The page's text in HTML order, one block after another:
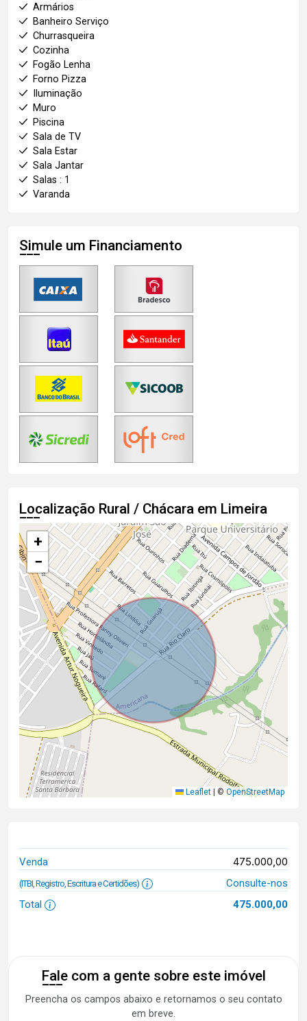
Armários
Banheiro Serviço
Churrasqueira
Cozinha
Fogão Lenha
Forno Pizza
Iluminação
Muro
Piscina
Sala de TV
Sala Estar
Sala Jantar
Salas : 1
Varanda
Simule um Financiamento
Localização Rural / Chácara em Limeira
+
−
Leaflet | © OpenStreetMap
Venda 475.000,00
(ITBI, Registro, Escritura e Certidões)
Consulte-nos
Total
475.000,00
Fale com a gente sobre este imóvel
Preencha os campos abaixo e retornamos o seu contato
em breve.